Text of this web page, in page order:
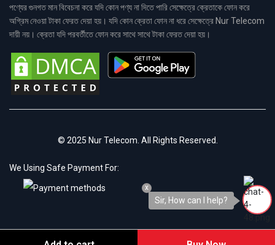
পণ্যের গুনগত মান বিবেচনা করে যদি কোন পণ্য না দিতে পারি সেক্ষেত্রে ক্রেতাকে ফোন করে
অগ্রিম নেওয়া টাকা ফেরত দেয়া হয়। যদি কোন ক্রেতা ফোন না ধরে সেক্ষেত্রে Nur Telecom
দায়ী নয়। ক্রেতা যদি পরবর্তীতে ফোন করে সাথে সাথে টাকা ফেরত দেয়া হয়।
© 2025 Nur Telecom. All Rights Reserved.
We Using Safe Payment For:
Sir, How can I help?
x